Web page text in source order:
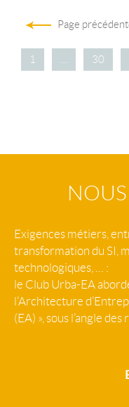
Page
1 30
Exigences métiers,
transformation du SI,
technologiques, … :
le Club Urba-EA
l’Architecture
(EA) », sous l’angle